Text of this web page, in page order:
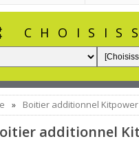
» Boitier additionnel
additionnel